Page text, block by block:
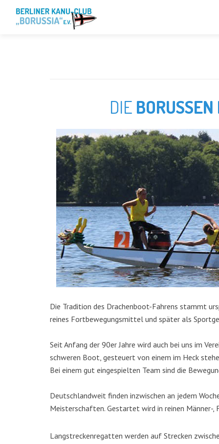
DIE
Die Tradition des Drachenboot-Fahrens stammt
reines Fortbewegungsmittel und später als
Seit Anfang der 90er Jahre wird auch bei uns im
schweren Boot, gesteuert von einem im Heck
Bei einem gut eingespielten Team sind die
Deutschlandweit finden inzwischen an jedem
Meisterschaften. Gestartet wird in reinen Männer-
Langstreckenregatten werden auf Strecken